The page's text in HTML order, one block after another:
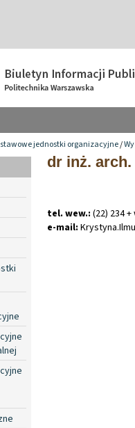
jednostki organizacyjne/
dr inż.
tel. wew.: (22) 234
e-mail: Krystyna.